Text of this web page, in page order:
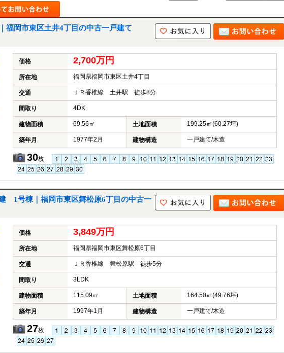
岡市東区土井4丁目の中古一戸建て
価格 2,700万円
所在地 福岡県福岡市東区土井4丁目
交通 ＪＲ香椎線 土井駅 徒歩8分
間取り 4DK
建物面積 69.56㎡ 土地面積 199.25㎡(60.27坪)
築年月 1977年2月 建物構造 一戸建て/木造
30枚
1号棟｜福岡市東区舞松原6丁目の中古一
価格 3,849万円
所在地 福岡県福岡市東区舞松原6丁目
交通 ＪＲ香椎線 舞松原駅 徒歩5分
間取り 3LDK
建物面積 115.09㎡ 土地面積 164.50㎡(49.76坪)
築年月 1997年1月 建物構造 一戸建て/木造
27枚